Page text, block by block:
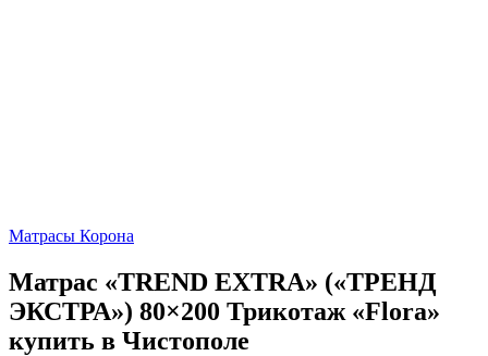
Матрасы Корона
Матрас «TREND EXTRA» («ТРЕНД
ЭКСТРА») 80×200 Трикотаж «Flora»
купить в Чистополе